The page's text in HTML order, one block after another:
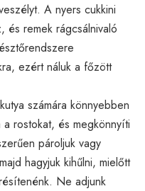
A nyers cukkini
és remek rágcsálnivaló
ezért náluk a főzött
számára könnyebben
rostokat, és megkönnyíti
pároljuk vagy
hagyjuk kihűlni, mielőtt
Ne adjunk